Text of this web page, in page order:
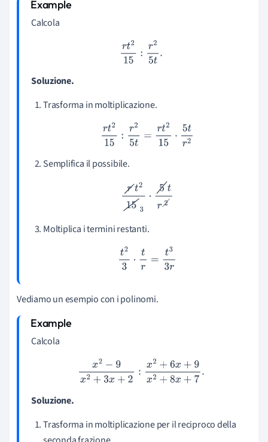
Calcola
rt215: 25t
Soluzione.
Trasforma in moltiplicazione.
rt2 15 r25 215 r2
Semplifica il possibile.
rt215 5tr2
Moltiplica i termini restanti.
t
⋅tr r
Vediamo un esempio con i polinomi.
Calcola
−9x 2+ 3x 2 +6x +9x2+8x+ 7.
Soluzione.
Trasforma in moltiplicazione per il reciproco della